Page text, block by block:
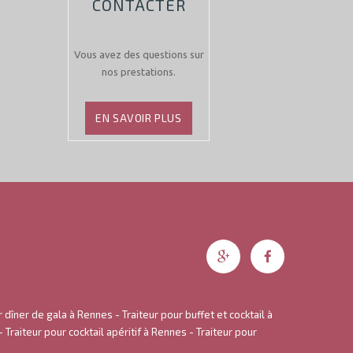
CONTACTER
Vous avez des questions sur
nos prestations.
EN SAVOIR PLUS
dîner de gala à Rennes - Traiteur pour buffet et cocktail à
Traiteur pour cocktail apéritif à Rennes - Traiteur pour